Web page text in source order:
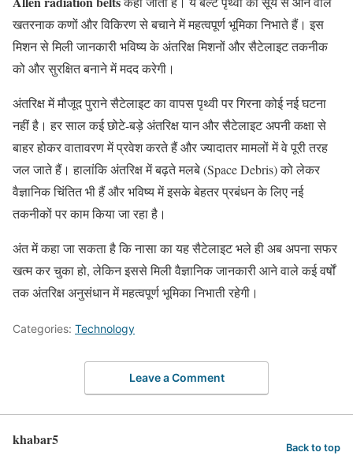
खतरनाककणोंऔरविकिरणसेबचानेमेंमहत्वपूर्णभूमिकानिभातेहैं।इस
मिशनसेमिलीजानकारीभविष्यकेअंतरिक्षमिशनोंऔरसैटेलाइटतकनीक
कोऔरसुरक्षितबनानेमेंमददकरेगी।
अंतरिक्षमेंमौजूदपुरानेसैटेलाइटकावापसपृथ्वीपरगिरनाकोईनईघटना
नहींहै।हरसालकईछोटे-बड़ेअंतरिक्षयानऔरसैटेलाइटअपनीकक्षासे
बाहरहोकरवातावरणमेंप्रवेशकरतेहैंऔरज्यादातरमामलोंमेंवेपूरीतरह
जलजातेहैं।हालांकिअंतरिक्षमेंबढ़तेमलबे (SpaceDebris)कोलेकर
वैज्ञानिकचिंतितभीहैंऔरभविष्यमेंइसकेबेहतरप्रबंधनकेलिएनई
तकनीकोंपरकामकियाजारहाहै।
अंतमेंकहाजासकताहैकिनासाकायहसैटेलाइटभलेहीअबअपनासफर
खत्मकरचुकाहो,लेकिनइससेमिलीवैज्ञानिकजानकारीआनेवालेकईवर्षों
तकअंतरिक्षअनुसंधानमेंमहत्वपूर्णभूमिकानिभातीरहेगी।
Categories: Technology
Leave a Comment
khabar5 Back to top